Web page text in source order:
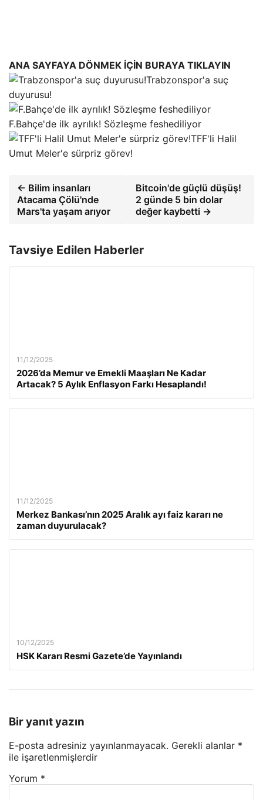
ANA SAYFAYA DÖNMEK İÇİN BURAYA TIKLAYIN
Trabzonspor'a suç
duyurusu!
F.Bahçe'de ilk ayrılık! Sözleşme feshediliyor
TFF'li Halil
Umut Meler'e sürpriz görev!
← Bilim insanları
Atacama Çölü'nde
Mars'ta yaşam arıyor
Bitcoin'de güçlü düşüş!
2 günde 5 bin dolar
değer kaybetti →
Tavsiye Edilen Haberler
11/12/2025
2026’da Memur ve Emekli Maaşları Ne Kadar
Artacak? 5 Aylık Enflasyon Farkı Hesaplandı!
11/12/2025
Merkez Bankası’nın 2025 Aralık ayı faiz kararı ne
zaman duyurulacak?
10/12/2025
HSK Kararı Resmi Gazete’de Yayınlandı
Bir yanıt yazın
E-posta adresiniz yayınlanmayacak. Gerekli alanlar *
ile işaretlenmişlerdir
Yorum *